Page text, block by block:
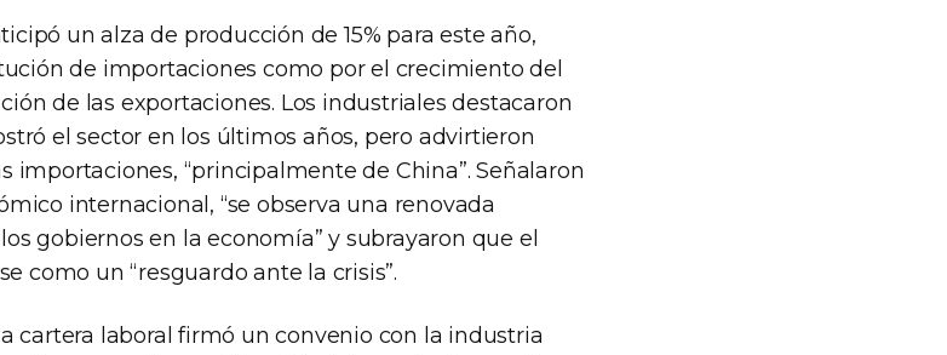
un alza de producción de 15% para este año,
de importaciones como por el crecimiento del
de las exportaciones. Los industriales destacaron
el sector en los últimos años, pero advirtieron
importaciones, “principalmente de China”. Señalaron
internacional, “se observa una renovada
gobiernos en la economía” y subrayaron que el
como un “resguardo ante la crisis”.
cartera laboral firmó un convenio con la industria